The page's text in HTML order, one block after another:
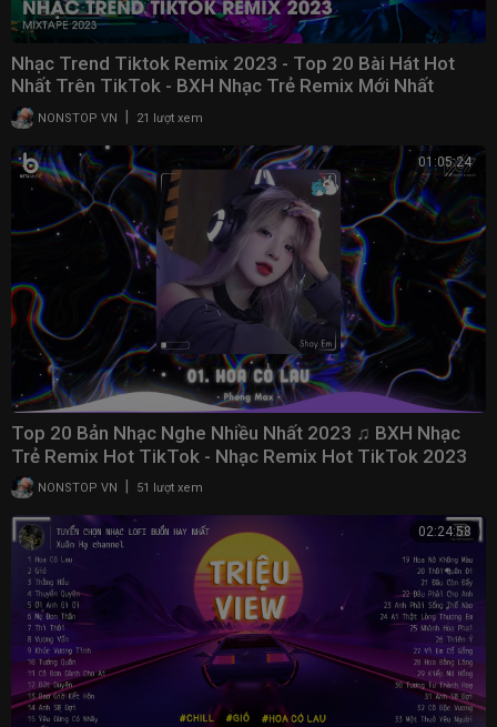
Nhạc Trend Tiktok Remix 2023 - Top 20 Bài Hát Hot
Nhất Trên TikTok - BXH Nhạc Trẻ Remix Mới Nhất
NONSTOP VN 21 lượt xem
01:05:24
Top 20 Bản Nhạc Nghe Nhiều Nhất 2023 ♫ BXH Nhạc
Trẻ Remix Hot TikTok - Nhạc Remix Hot TikTok 2023
NONSTOP VN 51 lượt xem
02:24:58